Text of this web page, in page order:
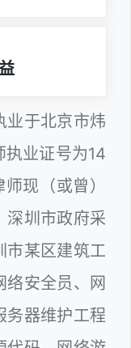
业于北京市炜
业证号为14
现（或曾）
深圳市政府采
市某区建筑工
络安全员、网
务器维护工程